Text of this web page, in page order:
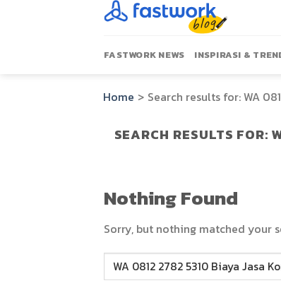
FASTWORK NEWS INSPIRASI &
Home > Search results for:WA
SEARCH RESULTS FOR:
Nothing Found
Sorry, but nothing matched your